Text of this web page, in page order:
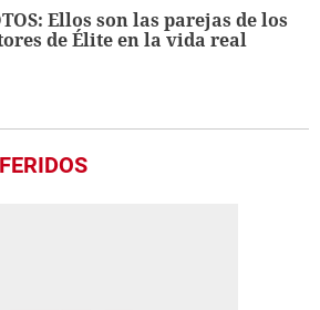
Ellos son las parejas de los
de Élite en la vida real